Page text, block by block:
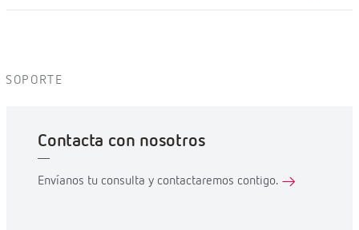
SOPORTE
Contacta con nosotros
Envíanos tu consulta y contactaremos contigo.